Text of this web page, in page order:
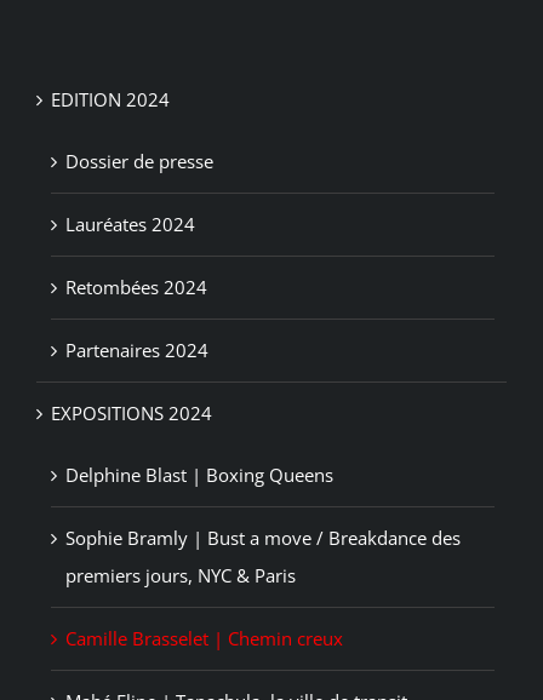
EDITION 2024
Dossier de presse
Lauréates 2024
Retombées 2024
Partenaires 2024
EXPOSITIONS 2024
Delphine Blast | Boxing Queens
Sophie Bramly | Bust a move / Breakdance des
premiers jours, NYC & Paris
Camille Brasselet | Chemin creux